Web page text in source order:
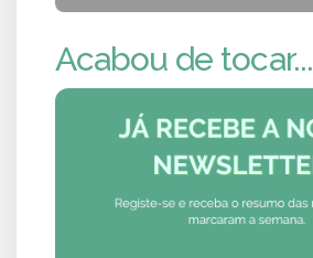
Acabou de tocar...